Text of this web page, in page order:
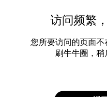
访问频繁
您所要访问的页面
刷牛牛圈，稍